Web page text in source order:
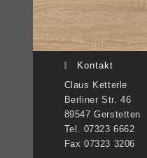
Kontakt
Claus Ketterle
Berliner Str. 46
89547 Gerstetten
Tel. 07323 6662
Fax 07323 3206